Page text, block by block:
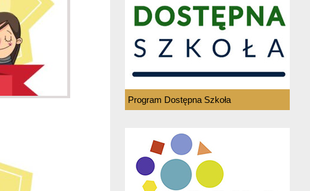
Program Dostępna Szkoła